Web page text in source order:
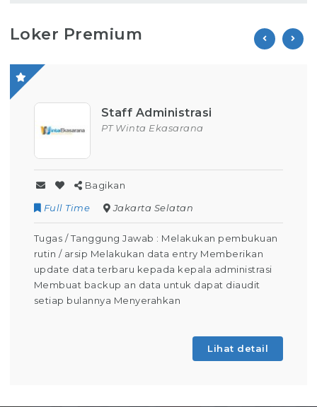
Loker Premium
Staff Administrasi
PT Winta Ekasarana
Bagikan
Full Time
Jakarta Selatan
Tugas / Tanggung Jawab : Melakukan pembukuan
rutin / arsip Melakukan data entry Memberikan
update data terbaru kepada kepala administrasi
Membuat backup an data untuk dapat diaudit
setiap bulannya Menyerahkan
Lihat detail